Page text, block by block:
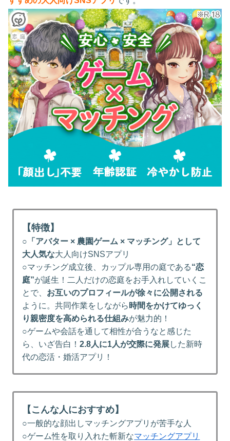
【特徴】
○ 「アバター × 農園ゲーム × マッチング」として
大人気な大人向けSNSアプリ
○マッチング成立後、カップル専用の庭である“恋
庭”が誕生！二人だけの恋庭をお手入れしていくこ
とで、 お互いのプロフィールが徐々に公開される
ように。共同作業をしながら 時間をかけてゆっく
り親密度を高められる仕組みが魅力的！
○ゲームや会話を通して相性が合うなと感じた
ら、いざ告白！2.8人に1人が交際に発展した新時
代の恋活・婚活アプリ！
【こんな人におすすめ】
○一般的な顔出しマッチングアプリが苦手な人
○ゲーム性を取り入れた斬新なマッチングアプリ